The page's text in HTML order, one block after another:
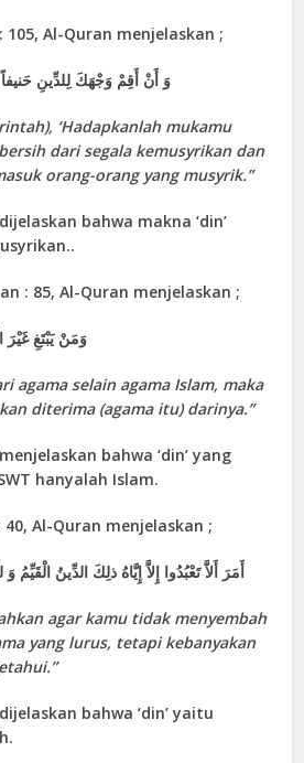
105, Al-Quran menjelaskan ;
وَ أَنْ أَقِمْ وَجْهَكَ لِلدِّينِ
‘Hadapkanlah mukamu
dari segala kemusyrikan dan
orang-orang yang musyrik.”
bahwa makna ‘din’
: 85, Al-Quran menjelaskan ;
وَمَنْ يَبْتَغِ غَيْرَ
agama selain agama Islam, maka
diterima (agama itu) darinya.”
bahwa ‘din’ yang
hanyalah Islam.
Al-Quran menjelaskan ;
أَمَرَ أَلاَّ تَعْبُدُوا إِلاَّ إِيَّاهُ ذلِكَ الدِّينُ
agar kamu tidak menyembah
yang lurus, tetapi kebanyakan
”
bahwa ‘din’ yaitu